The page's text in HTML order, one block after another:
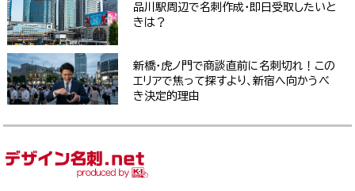
品川駅周辺で名刺作成・即日受取したいと
きは？
新橋・虎ノ門で商談直前に名刺切れ！この
エリアで焦って探すより、新宿へ向かうべ
き決定的理由